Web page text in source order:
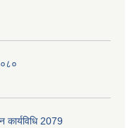
कार्यविधि 2079